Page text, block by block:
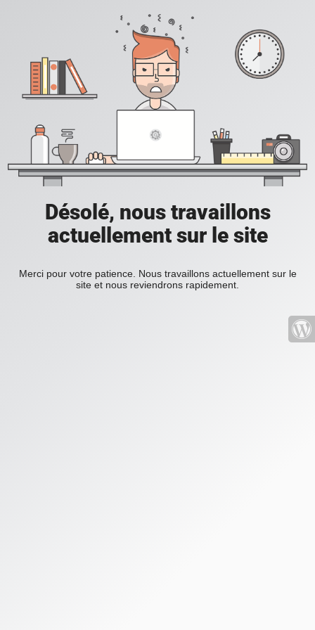
Désolé, nous travaillons
actuellement sur le site
Merci pour votre patience. Nous travaillons actuellement sur le
site et nous reviendrons rapidement.